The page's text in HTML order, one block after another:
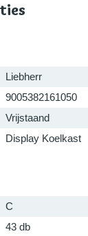
Liebherr
9005382161050
Vrijstaand
Display Koelkast
C
43 db